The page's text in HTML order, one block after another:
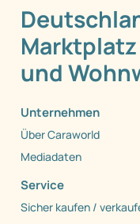
und
Unternehmen
Über Caraworld
Mediadaten
Service
Sicher kaufen /